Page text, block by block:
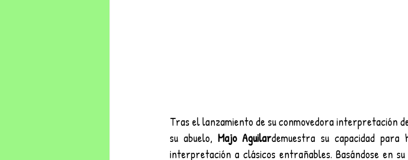
Tras el lanzamiento de su conmovedora interpretación
su abuelo, Majo Aguilardemuestra su capacidad
interpretación a clásicos entrañables. Basándose en